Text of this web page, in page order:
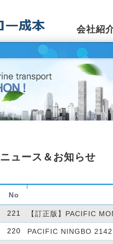
会社紹
ニュース＆お知らせ
No
221 【訂正版】PACIFIC
220 PACIFIC NINGBO